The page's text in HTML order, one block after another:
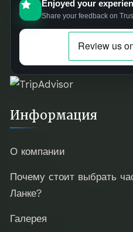
Enjoyed your
Share your feedback on
Информация
О компании
Почему стоит выбрать
Ланке?
Галерея